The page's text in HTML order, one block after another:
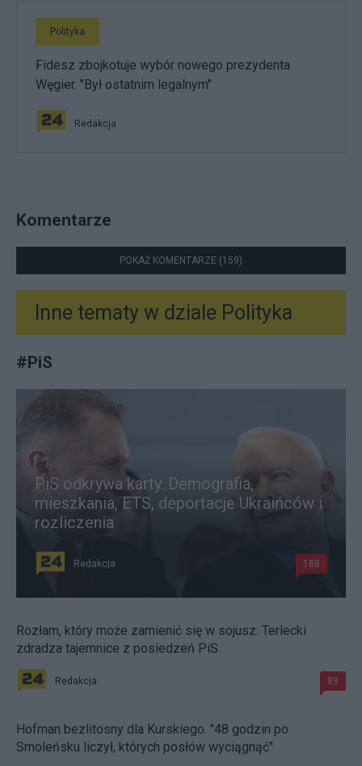
Polityka
Fidesz zbojkotuje wybór nowego prezydenta
Węgier. "Był ostatnim legalnym"
Redakcja
Komentarze
POKAŻ KOMENTARZE (159)
Inne tematy w dziale Polityka
#PiS
PiS odkrywa karty. Demografia,
mieszkania, ETS, deportacje Ukraińców i
rozliczenia
Redakcja 188
Rozłam, który może zamienić się w sojusz. Terlecki
zdradza tajemnice z posiedzeń PiS
Redakcja 89
Hofman bezlitosny dla Kurskiego. "48 godzin po
Smoleńsku liczył, których posłów wyciągnąć"